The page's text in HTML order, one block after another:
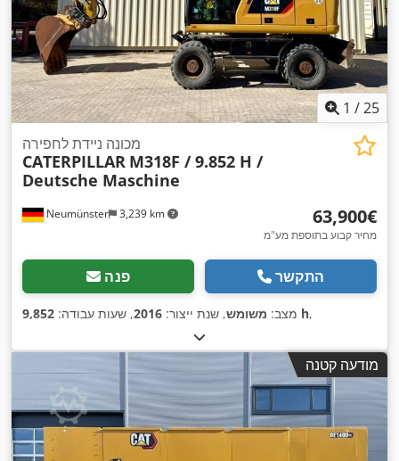
1 /25
Neumünster 3,239 km
מכונה ניידת לחפירה
CATERPILLAR M318F / 9.852 H /
Deutsche Maschine
‏63,900 ‏€
מחיר קבוע בתוספת מע"מ
פנה התקשר
מצב: משומש, שנת ייצור: 2016, שעות עבודה: 9,852 h,
מודעה קטנה